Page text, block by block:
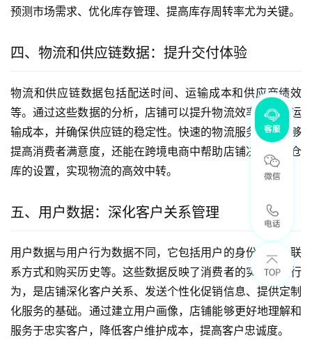
预测市场需求、优化库存管理、提高库存周转率尤为关键。
四、物流和供应链数据：提升交付体验
物流和供应链数据包括配送时间、运输成本和供应商绩效
等。通过这些数据的分析，店铺可以提升物流效率、降低运
输成本，并确保供应链的稳定性。快速的物流服务不仅能够
提高消费者满意度，还能在跨境电商中帮助店铺决策海外仓
库的设置，实现物流的高效中转。
五、用户数据：深化客户关系管理
用户数据与用户行为数据不同，它包括用户的身份信息、联
系方式和购买历史等。这些数据反映了消费者的实际购买行
为，是店铺深化客户关系、发送个性化促销信息、提供定制
化服务的基础。通过建立用户画像，店铺能够更好地理解和
服务于忠实客户，降低客户维护成本，提高客户忠诚度。